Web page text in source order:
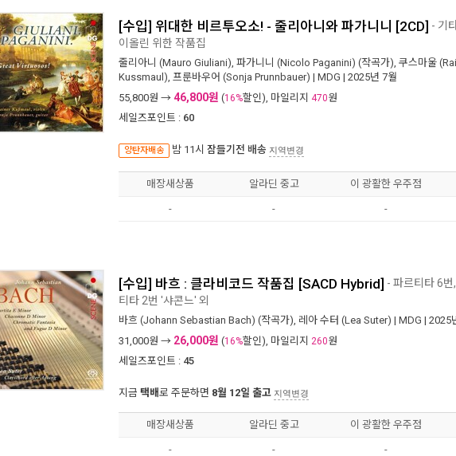
[수입] 위대한 비르투오소! - 줄리아니와 파가니니 [2CD] - 기
이올린 위한 작품집
줄리아니 (Mauro Giuliani), 파가니니 (Nicolo Paganini) (작곡가), 쿠스마울
Kussmaul), 프룬바우어 (Sonja Prunnbauer) | MDG | 2025년 7월
55,800원 → 46,800원 (16%할인), 마일리지 470원
세일즈포인트 : 60
양탄자배송 밤 11시 잠들기전 배송 지역변경
매장새상품 알라딘 중고 이 광활한 우주점
- - -
[수입] 바흐 : 클라비코드 작품집 [SACD Hybrid] - 파르티타 6번
티타 2번 '샤콘느' 외
바흐 (Johann Sebastian Bach) (작곡가), 레아 수터 (Lea Suter) | MDG | 2025
31,000원 → 26,000원 (16%할인), 마일리지 260원
세일즈포인트 : 45
지금 택배로 주문하면 8월 12일 출고 지역변경
매장새상품 알라딘 중고 이 광활한 우주점
- - -